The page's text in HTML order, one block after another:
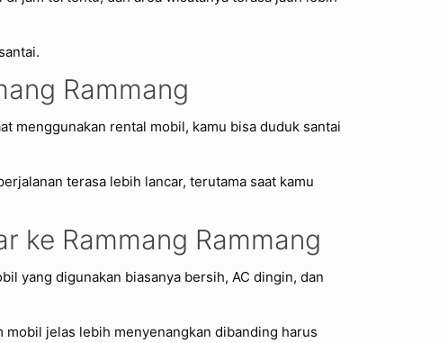
Rammang
menggunakan rental mobil, kamu bisa duduk santai
terasa lebih lancar, terutama saat kamu
ke Rammang Rammang
yang digunakan biasanya bersih, AC dingin, dan
mobil jelas lebih menyenangkan dibanding harus